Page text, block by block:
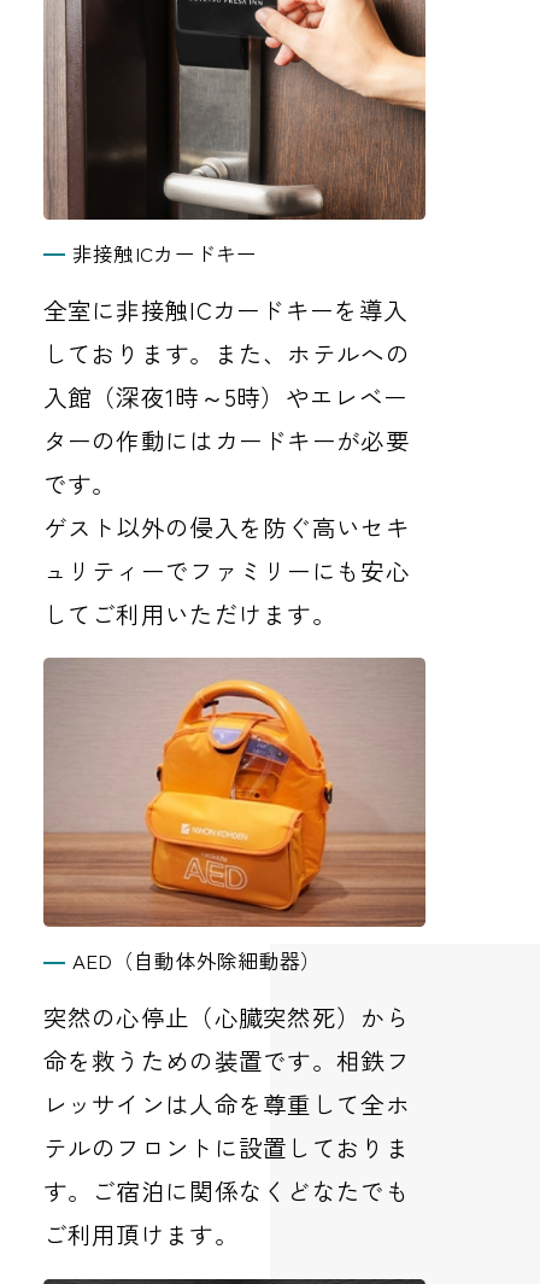
非接触ICカードキー
全室に非接触ICカードキーを導入
しております。また、ホテルへの
入館（深夜1時～5時）やエレベー
ターの作動にはカードキーが必要
です。
ゲスト以外の侵入を防ぐ高いセキ
ュリティーでファミリーにも安心
してご利用いただけます。
AED（自動体外除細動器）
突然の心停止（心臓突然死）から
命を救うための装置です。相鉄フ
レッサインは人命を尊重して全ホ
テルのフロントに設置しておりま
す。ご宿泊に関係なくどなたでも
ご利用頂けます。